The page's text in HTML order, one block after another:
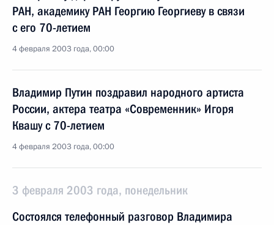
РАН, академику РАН Георгию Георгиеву в связи
с его 70-летием
4 февраля 2003 года, 00:00
Владимир Путин поздравил народного артиста
России, актера театра «Современник» Игоря
Квашу с 70-летием
4 февраля 2003 года, 00:00
3 февраля 2003 года, понедельник
Состоялся телефонный разговор Владимира